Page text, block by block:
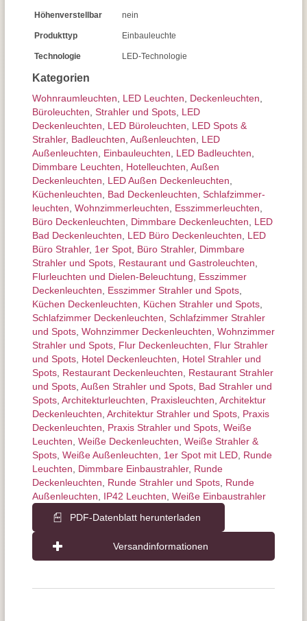
Kategorien
Wohnraum­leuchten LED Leuchten Decken­leuchten
Büroleuchten Strahler und Spots LED
Deckenleuchten
LED Büroleuchten
LED Spots &
Strahler, Badleuchten Außen­leuchten
LED
Außenleuchten
Einbauleuchten LED Badleuchten
Dimmbare Leuchten
Hotelleuchten Außen
Deckenleuchten
LED Außen Deckenleuchten
Küchenleuchten
Bad Deckenleuchten Schlafzimmer­
leuchten Wohnzimmer­leuchten Esszimmer­­leuchten
Büro Deckenleuchten
Dimmbare Deckenleuchten
LED
Bad Deckenleuchten
LED Büro Deckenleuchten
LED
Büro Strahler, 1er Spot Büro Strahler, Dimmbare
Strahler und Spots Restaurant und Gastroleuchten
Flurleuchten und Dielen-Beleuchtung
Esszimmer
Deckenleuchten
Esszimmer Strahler und Spots
Küchen Deckenleuchten
Küchen Strahler und Spots
Schlafzimmer Deckenleuchten Schlafzimmer Strahler
und Spots Wohnzimmer Deckenleuchten Wohnzimmer
Strahler und Spots Flur Deckenleuchten
Flur Strahler
und Spots Hotel Deckenleuchten
Hotel Strahler und
Spots Restaurant Deckenleuchten
Restaurant Strahler
und Spots Außen Strahler und Spots Bad Strahler und
Spots Architektur­leuchten Praxisleuchten Architektur
Deckenleuchten Architektur Strahler und Spots Praxis
Deckenleuchten
Praxis Strahler und Spots Weiße
Leuchten Weiße Deckenleuchten Weiße Strahler &
Spots Weiße Außenleuchten 1er Spot mit LED Runde
Leuchten
Dimmbare Einbaustrahler, Runde
Deckenleuchten
Runde Strahler und Spots Runde
Außenleuchten
IP42 Leuchten Weiße Einbaustrahler
PDF-Datenblatt herunterladen
Versandinformationen
Höhenverstellbar nein
Produkttyp Einbauleuchte
Technologie LED-Technologie